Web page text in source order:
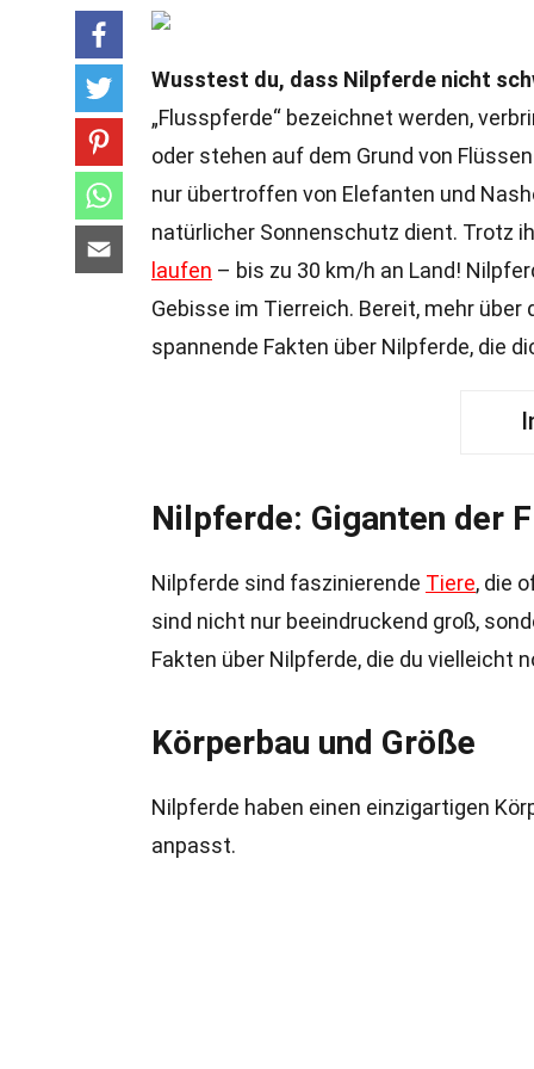
Wusstest du, dass Nilpferde nicht
„Flusspferde“ bezeichnet werden,
oder stehen auf dem Grund von
nur übertroffen von Elefanten und
natürlicher Sonnenschutz dient. Trotz
laufen – bis zu 30 km/h an Land!
Gebisse im Tierreich. Bereit, mehr
spannende Fakten über Nilpferde, die
Nilpferde: Giganten der
Nilpferde sind faszinierende Tiere, die
sind nicht nur beeindruckend groß,
Fakten über Nilpferde, die du vielleicht
Körperbau und Größe
Nilpferde haben einen einzigartigen
anpasst.